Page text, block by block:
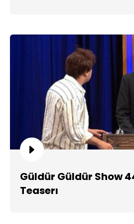
Güldür Güldür Show
Teaserı